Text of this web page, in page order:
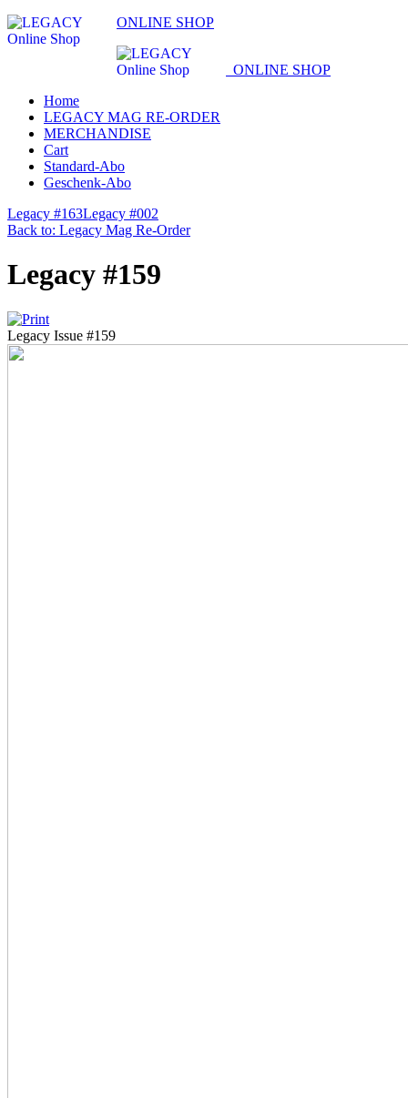
ONLINE SHOP
ONLINE SHOP
Home
LEGACY MAG RE-ORDER
MERCHANDISE
Cart
Standard-Abo
Geschenk-Abo
Legacy #163Legacy #002
Back to: Legacy Mag Re-Order
Legacy #159
Legacy Issue #159